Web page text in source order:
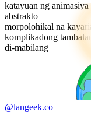
katayuan ng animasiya
abstrakto
morpolohikal na
komplikadong tambalan
di-mabilang
@langeek.co